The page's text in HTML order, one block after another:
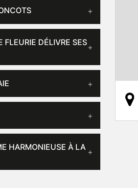
FLEURIE DÉLIVRE SES
HARMONIEUSE À LA